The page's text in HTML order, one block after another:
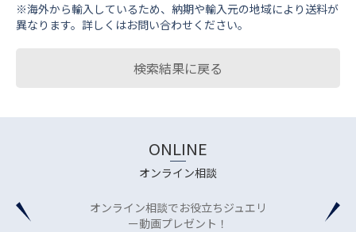
※海外から輸⼊しているため、納期や輸⼊元の地域により送料が
異なります。詳しくはお問い合わせください。
検索結果に戻る
ONLINE
オンライン相談
オンライン相談でお役立ちジュエリ
ー動画プレゼント！